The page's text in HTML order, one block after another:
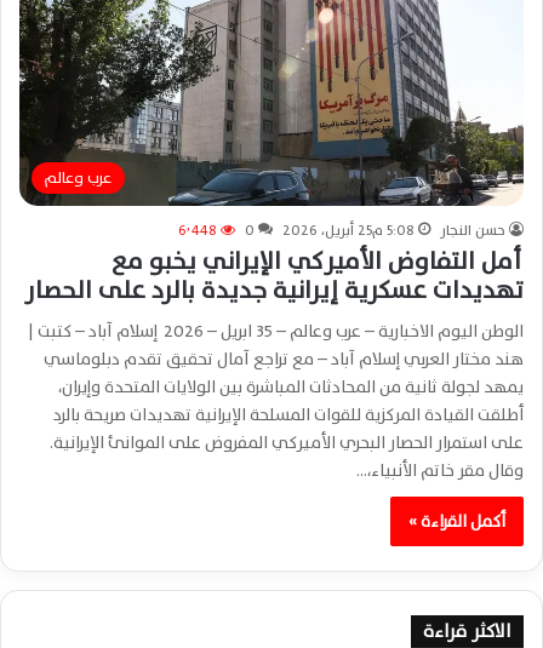
عرب وعالم
حسن النجار 5:08 م25 أبريل، 2026 0 6٬448
أمل التفاوض الأميركي الإيراني يخبو مع
تهديدات عسكرية إيرانية جديدة بالرد على الحصار
الوطن اليوم الاخبارية – عرب وعالم – 35 ابريل – 2026 إسلام آباد – كتبت |
هند مختار العربي إسلام آباد – مع تراجع آمال تحقيق تقدم دبلوماسي
يمهد لجولة ثانية من المحادثات المباشرة بين الولايات المتحدة وإيران،
أطلقت القيادة المركزية للقوات المسلحة الإيرانية تهديدات صريحة بالرد
على استمرار الحصار البحري الأميركي المفروض على الموانئ الإيرانية.
وقال مقر خاتم الأنبياء،…
أكمل القراءة »
الاكثر قراءة